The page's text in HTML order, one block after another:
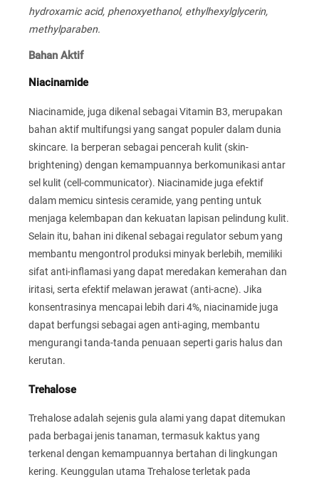
hydroxamic acid, phenoxyethanol, ethylhexylglycerin,
methylparaben.
Bahan Aktif
Niacinamide
Niacinamide, juga dikenal sebagai Vitamin B3, merupakan
bahan aktif multifungsi yang sangat populer dalam dunia
skincare. Ia berperan sebagai pencerah kulit (skin-
brightening) dengan kemampuannya berkomunikasi antar
sel kulit (cell-communicator). Niacinamide juga efektif
dalam memicu sintesis ceramide, yang penting untuk
menjaga kelembapan dan kekuatan lapisan pelindung kulit.
Selain itu, bahan ini dikenal sebagai regulator sebum yang
membantu mengontrol produksi minyak berlebih, memiliki
sifat anti-inflamasi yang dapat meredakan kemerahan dan
iritasi, serta efektif melawan jerawat (anti-acne). Jika
konsentrasinya mencapai lebih dari 4%, niacinamide juga
dapat berfungsi sebagai agen anti-aging, membantu
mengurangi tanda-tanda penuaan seperti garis halus dan
kerutan.
Trehalose
Trehalose adalah sejenis gula alami yang dapat ditemukan
pada berbagai jenis tanaman, termasuk kaktus yang
terkenal dengan kemampuannya bertahan di lingkungan
kering. Keunggulan utama Trehalose terletak pada